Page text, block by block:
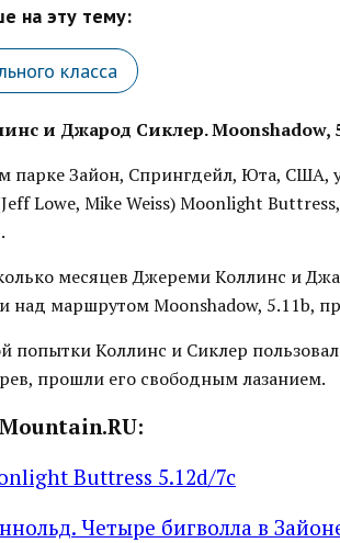
на эту тему:
класса
и Джарод Сиклер. Moonshadow,
парке Зайон, Спрингдейл, Юта, США,
Lowe, Mike Weiss) Moonlight
месяцев Джереми Коллинс и
над маршрутом Moonshadow, 5.11b,
попытки Коллинс и Сиклер
прошли его свободным лазанием.
Buttress 5.12d/7c
Четыре бигволла в